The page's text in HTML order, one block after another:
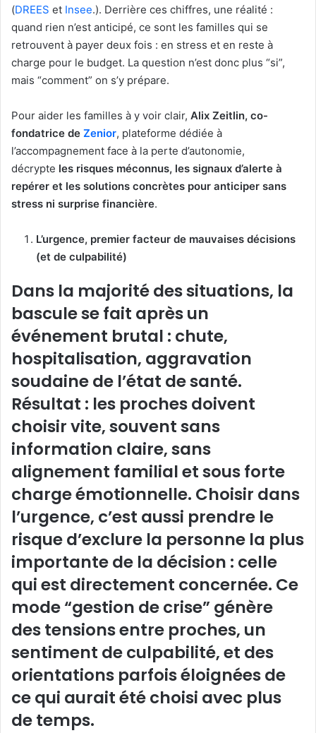
(DREES et Insee.). Derrière ces chiffres, une réalité :
quand rien n’est anticipé, ce sont les familles qui se
retrouvent à payer deux fois : en stress et en reste à
charge pour le budget. La question n’est donc plus “si”,
mais “comment” on s’y prépare.
Pour aider les familles à y voir clair, Alix Zeitlin, co-
fondatrice de Zenior, plateforme dédiée à
l’accompagnement face à la perte d’autonomie,
décrypte les risques méconnus, les signaux d’alerte à
repérer et les solutions concrètes pour anticiper sans
stress ni surprise financière.
L’urgence, premier facteur de mauvaises décisions
(et de culpabilité)
Dans la majorité des situations, la
bascule se fait après un
événement brutal : chute,
hospitalisation, aggravation
soudaine de l’état de santé.
Résultat : les proches doivent
choisir vite, souvent sans
information claire, sans
alignement familial et sous forte
charge émotionnelle. Choisir dans
l’urgence, c’est aussi prendre le
risque d’exclure la personne la plus
importante de la décision : celle
qui est directement concernée. Ce
mode “gestion de crise” génère
des tensions entre proches, un
sentiment de culpabilité, et des
orientations parfois éloignées de
ce qui aurait été choisi avec plus
de temps.